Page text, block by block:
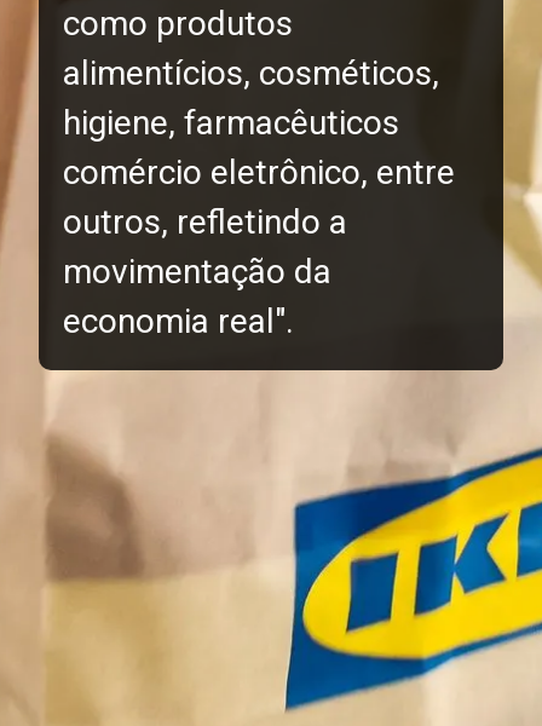
como produtos
alimentícios, cosméticos,
higiene, farmacêuticos
comércio eletrônico, entre
outros, refletindo a
movimentação da
economia real".